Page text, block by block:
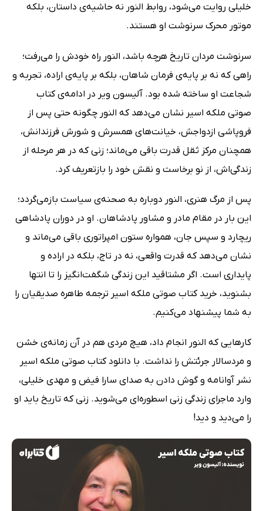
خلیلی روایت می‌شود، روابط النور نه حاشیه‌ی داستان، بلکه
موتور محرک سرنوشت او هستند.
سرنوشت مردان تاریخ هرچه باشد، النور راه خودش را می‌رفت؛
راهی که نه بر پایه‌ی فرمان شاهان، بلکه بر پایه‌ی اراده، تجربه و
شجاعت او ساخته شده بود. آلیسون ویر در ادامه‌ی کتاب
صوتی ملکه اسیر نشان می‌دهد که النور چگونه حتی پس از
فروپاشی ازدواجش، خیانت‌های همسرش و شورش فرزندانش،
همچنان مرکز ثقل قدرت باقی می‌ماند؛ زنی که در هر مرحله از
زندگی‌اش، از نو برخاست و نقش خود را بازتعریف کرد.
پس از مرگ هنری، النور دوباره به صحنه‌ی سیاست بازمی‌گردد؛
این بار در مقام مادر و مشاور پادشاهان. او در دوران پادشاهی
ریچارد و سپس جان، همواره ستون امپراتوری باقی می‌ماند و
نشان می‌دهد که قدرت واقعی، نه در تاج، بلکه در اراده و
پایداری است. اگر مشتاقید این زندگی شگفت‌انگیز را تا انتها
بشنوید، خرید کتاب صوتی ملکه اسیر ترجمه طاهره صدیقیان را
به شما پیشنهاد می‌کنیم.
کارهایی که النور انجام داد، هیچ مردی هم در آن زمانه‌ی خشن
و مردسالار جرئتش را نداشت. با دانلود کتاب صوتی ملکه اسیر
نشر آوانامه و گوش دادن به صدای سارا فیض و مهدی خلیلی،
وارد ماجرای زندگی زنی اسطوره‌ای می‌شوید. زنی که تاریخ باید او
را می‌دید و دید!